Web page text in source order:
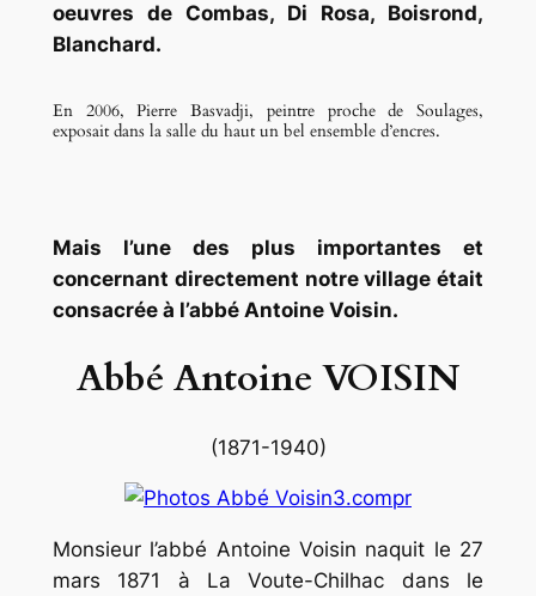
oeuvres de Combas, Di Rosa, Boisrond,
Blanchard.
En 2006, Pierre Basvadji, peintre proche de Soulages,
exposait dans la salle du haut un bel ensemble d’encres.
Mais l’une des plus importantes et
concernant directement notre village était
consacrée à l’abbé Antoine Voisin.
Abbé Antoine VOISIN
(1871-1940)
Monsieur l’abbé Antoine Voisin naquit le 27
mars 1871 à La Voute-Chilhac dans le